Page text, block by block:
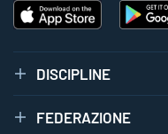
DISCIPLINE
FEDERAZIONE